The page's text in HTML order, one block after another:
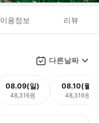
이용정보 리뷰
다른날짜
08.09(일)
48,316원
08.10(월)
48,316원